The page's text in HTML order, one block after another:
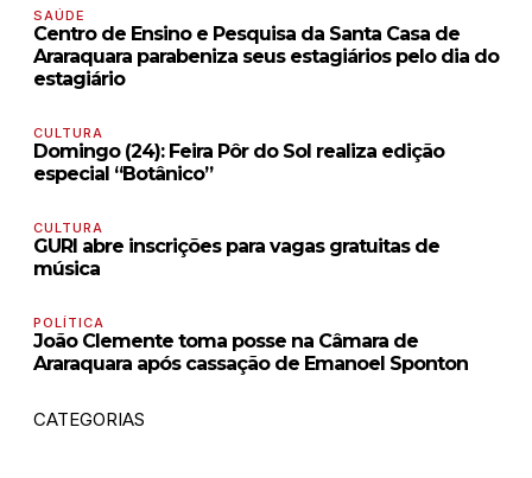
SAÚDE
Centro de Ensino e Pesquisa da Santa Casa de
Araraquara parabeniza seus estagiários pelo dia do
estagiário
CULTURA
Domingo (24): Feira Pôr do Sol realiza edição
especial “Botânico”
CULTURA
GURI abre inscrições para vagas gratuitas de
música
POLÍTICA
João Clemente toma posse na Câmara de
Araraquara após cassação de Emanoel Sponton
CATEGORIAS